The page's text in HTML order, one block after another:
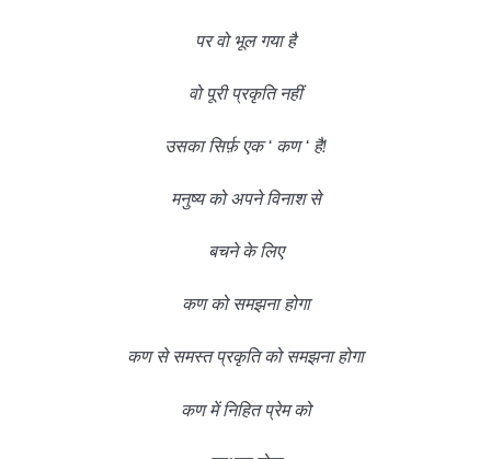
पर वो भूल गया है
वो पूरी प्रकृति नहीं
उसका सिर्फ़ एक ‘ कण ‘ है!
मनुष्य को अपने विनाश से
बचने के लिए
कण को समझना होगा
कण से समस्त प्रकृति को समझना होगा
कण में निहित प्रेम को